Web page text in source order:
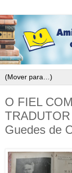
O FIEL
Guedes de